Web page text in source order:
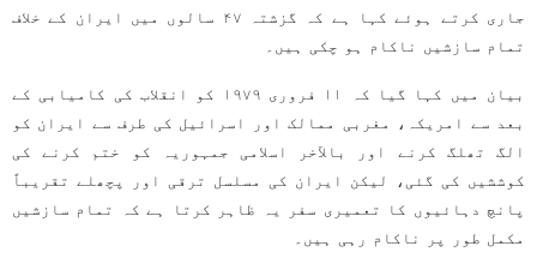
جاری کرتے ہوئے کہا ہے کہ گزشتہ ۴۷ سالوں میں ایران کے خلاف
تمام سازشیں ناکام ہو چکی ہیں۔
بیان میں کہا گیا کہ ۱۱ فروری ۱۹۷۹ کو انقلاب کی کامیابی کے
بعد سے امریکہ، مغربی ممالک اور اسرائیل کی طرف سے ایران کو
الگ تھلگ کرنے اور بالآخر اسلامی جمہوریہ کو ختم کرنے کی
کوششیں کی گئی، لیکن ایران کی مسلسل ترقی اور پچھلے تقریباً
پانچ دہائیوں کا تعمیری سفر یہ ظاہر کرتا ہے کہ تمام سازشیں
مکمل طور پر ناکام رہی ہیں۔